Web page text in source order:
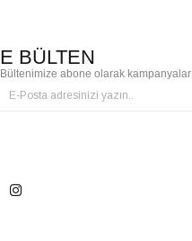
E BÜLTEN
Bültenimize abone olarak